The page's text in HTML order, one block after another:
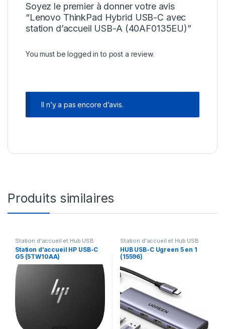
Soyez le premier à donner votre avis
“Lenovo ThinkPad Hybrid USB-C avec
station d’accueil USB-A (40AF0135EU)”
You must belogged in to post a review.
Il n’y a pas encore d’avis.
Produits similaires
Station d'accueil et Hub USB
Station d’accueil HP USB-C
G5 (5TW10AA)
Station d'accueil et Hub USB
HUB USB-C Ugreen 5 en 1
(15596)